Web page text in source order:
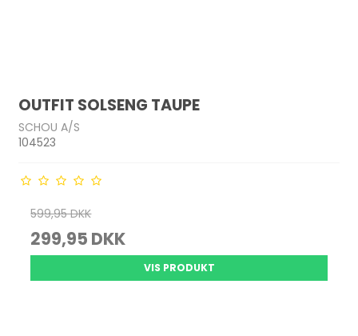
OUTFIT SOLSENG TAUPE
SCHOU A/S
104523
599,95 DKK
299,95 DKK
VIS PRODUKT